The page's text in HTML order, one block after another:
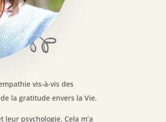
vis-à-vis des
la gratitude envers la Vie.
leur psychologie. Cela m’a